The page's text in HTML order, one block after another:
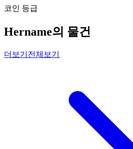
코인 등급
Hername의 물건
더보기 전체보기